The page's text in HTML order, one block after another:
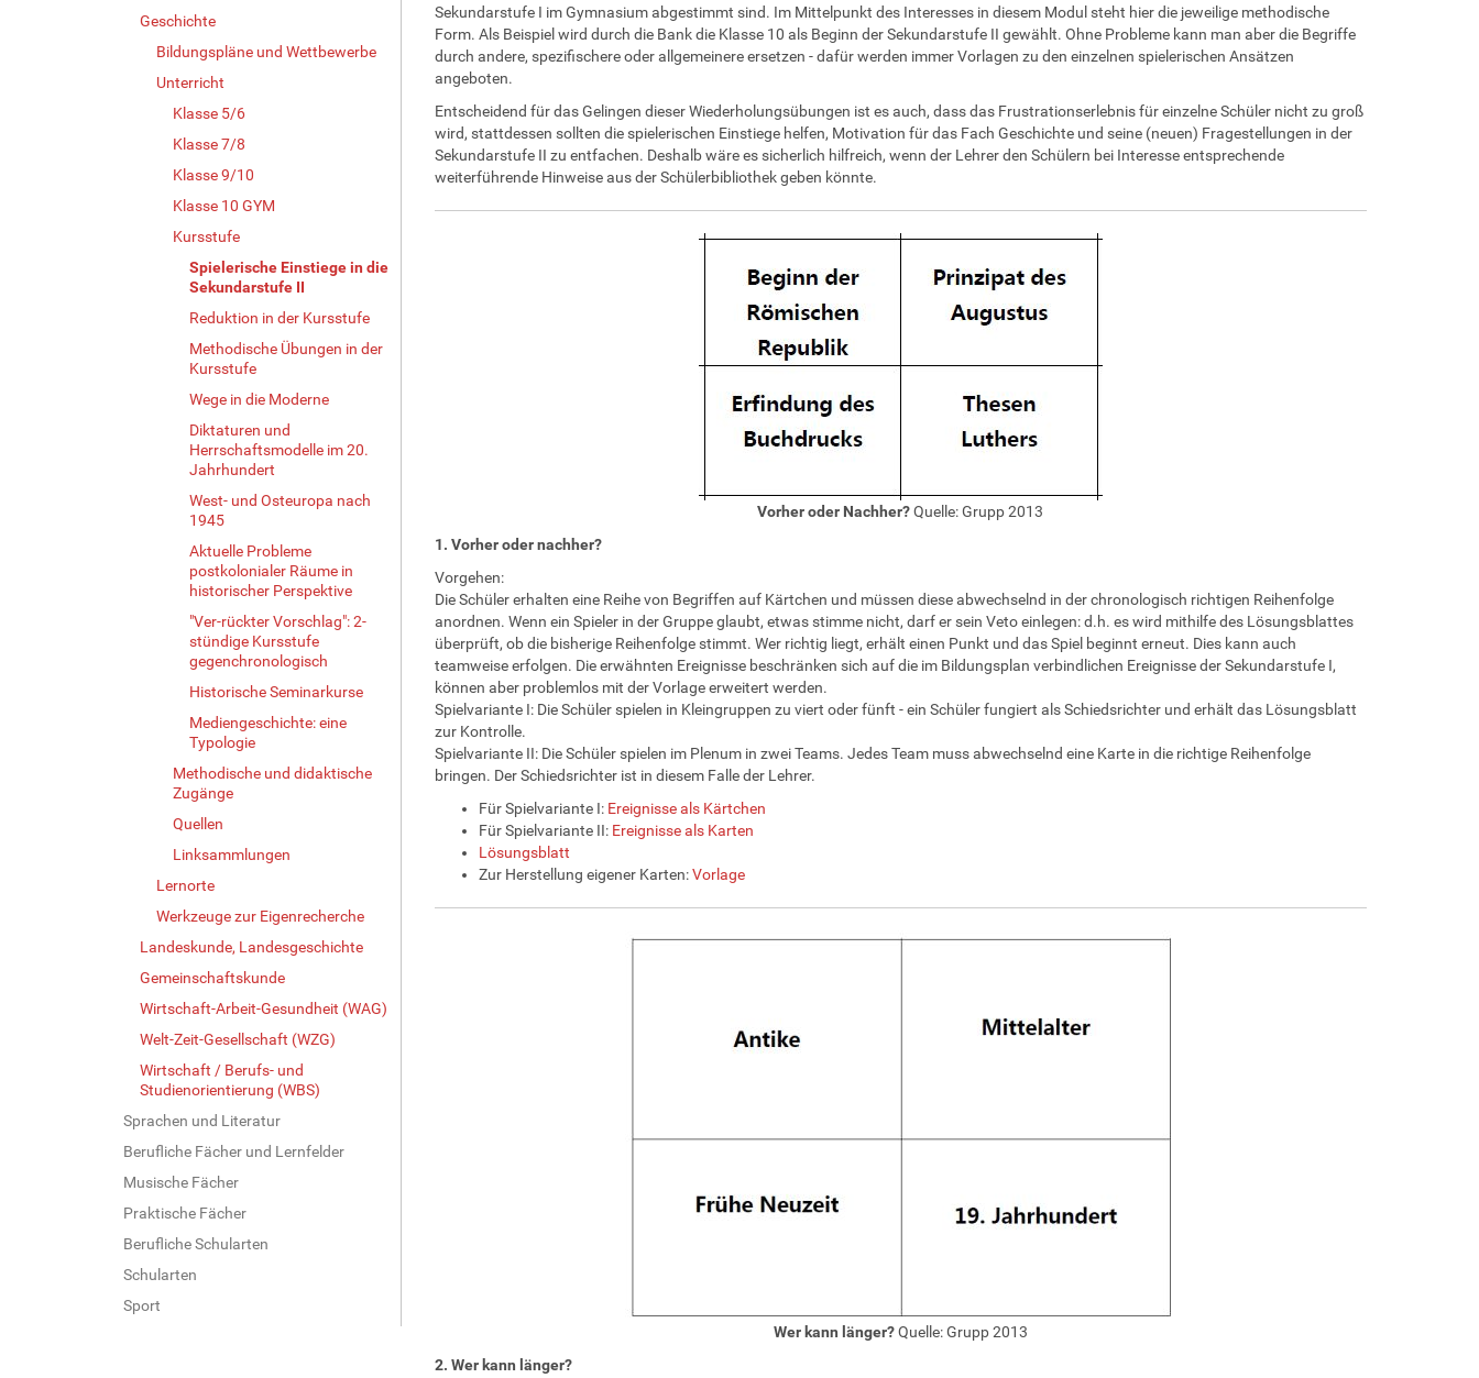
Geschichte
Bildungspläne und Wettbewerbe
Unterricht
Klasse 5/6
Klasse 7/8
Klasse 9/10
Klasse 10 GYM
Kursstufe
Spielerische Einstiege in die
Sekundarstufe II
Reduktion in der Kursstufe
Methodische Übungen in der
Kursstufe
Wege in die Moderne
Diktaturen und
Herrschaftsmodelle im 20.
Jahrhundert
West- und Osteuropa nach
1945
Aktuelle Probleme
postkolonialer Räume in
historischer Perspektive
"Ver-rückter Vorschlag": 2-
stündige Kursstufe
gegenchronologisch
Historische Seminarkurse
Mediengeschichte: eine
Typologie
Methodische und didaktische
Zugänge
Quellen
Linksammlungen
Lernorte
Werkzeuge zur Eigenrecherche
Landeskunde, Landesgeschichte
Gemeinschaftskunde
Wirtschaft-Arbeit-Gesundheit (WAG)
Welt-Zeit-Gesellschaft (WZG)
Wirtschaft / Berufs- und
Studienorientierung (WBS)
Sprachen und Literatur
Berufliche Fächer und Lernfelder
Musische Fächer
Praktische Fächer
Berufliche Schularten
Schularten
Sport
Sekundarstufe I im Gymnasium abgestimmt sind. Im Mittelpunkt des Interesses in diesem Modul steht hier die jeweilige methodische
Form. Als Beispiel wird durch die Bank die Klasse 10 als Beginn der Sekundarstufe II gewählt. Ohne Probleme kann man aber die Begriffe
durch andere, spezifischere oder allgemeinere ersetzen - dafür werden immer Vorlagen zu den einzelnen spielerischen Ansätzen
angeboten.
Entscheidend für das Gelingen dieser Wiederholungsübungen ist es auch, dass das Frustrationserlebnis für einzelne Schüler nicht zu groß
wird, stattdessen sollten die spielerischen Einstiege helfen, Motivation für das Fach Geschichte und seine (neuen) Fragestellungen in der
Sekundarstufe II zu entfachen. Deshalb wäre es sicherlich hilfreich, wenn der Lehrer den Schülern bei Interesse entsprechende
weiterführende Hinweise aus der Schülerbibliothek geben könnte.
Vorher oder Nachher?Quelle: Grupp 2013
1. Vorher oder nachher?
Vorgehen:
Die Schüler erhalten eine Reihe von Begriffen auf Kärtchen und müssen diese abwechselnd in der chronologisch richtigen Reihenfolge
anordnen. Wenn ein Spieler in der Gruppe glaubt, etwas stimme nicht, darf er sein Veto einlegen: d.h. es wird mithilfe des Lösungsblattes
überprüft, ob die bisherige Reihenfolge stimmt. Wer richtig liegt, erhält einen Punkt und das Spiel beginnt erneut. Dies kann auch
teamweise erfolgen. Die erwähnten Ereignisse beschränken sich auf die im Bildungsplan verbindlichen Ereignisse der Sekundarstufe I,
können aber problemlos mit der Vorlage erweitert werden.
Spielvariante I: Die Schüler spielen in Kleingruppen zu viert oder fünft - ein Schüler fungiert als Schiedsrichter und erhält das Lösungsblatt
zur Kontrolle.
Spielvariante II: Die Schüler spielen im Plenum in zwei Teams. Jedes Team muss abwechselnd eine Karte in die richtige Reihenfolge
bringen. Der Schiedsrichter ist in diesem Falle der Lehrer.
Für Spielvariante I: Ereignisse als Kärtchen
Für Spielvariante II: Ereignisse als Karten
Lösungsblatt
Zur Herstellung eigener Karten:Vorlage
Wer kann länger?Quelle: Grupp 2013
2. Wer kann länger?